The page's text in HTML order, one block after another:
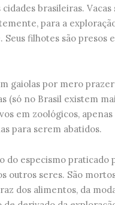
brasileiras. Vacas
para a
filhotes são presos
gaiolas por mero
(só no Brasil existem
em zoológicos,
para serem abatidos.
do especismo praticado
outros seres. São
dos alimentos, da